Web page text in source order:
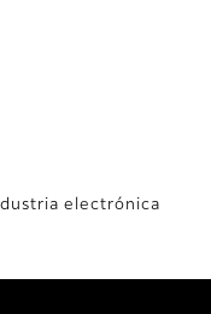
electrónica